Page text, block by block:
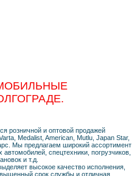
розничной и оптовой продажей
Medalist, American, Mutlu, Japan Star,
Мы предлагаем широкий ассортимент
спецтехники, погрузчиков,
и т.д.
высокое качество исполнения,
срок службы и отличная